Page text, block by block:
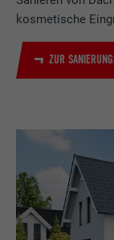
kosmetische
ZUR